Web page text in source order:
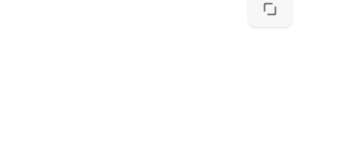
Suurenna kuva